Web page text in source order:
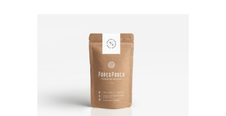
TALES FOR FAIRIES
Photography